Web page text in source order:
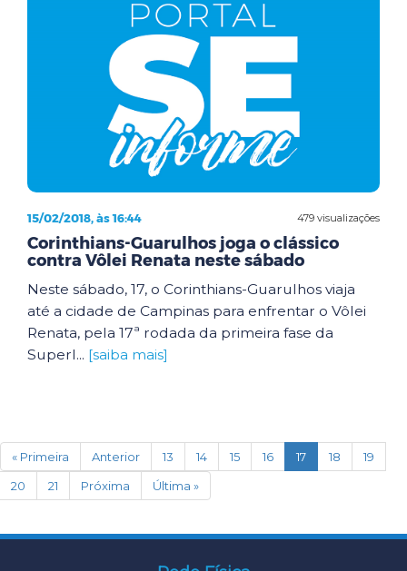
479 visualizações
15/02/2018, às 16:44
Corinthians-Guarulhos joga o clássico
contra Vôlei Renata neste sábado
Neste sábado, 17, o Corinthians-Guarulhos viaja
até a cidade de Campinas para enfrentar o Vôlei
Renata, pela 17ª rodada da primeira fase da
Superl... [saiba mais]
« Primeira Anterior 13 14 15 16 17(current)
18
19
20
21 Próxima Última »